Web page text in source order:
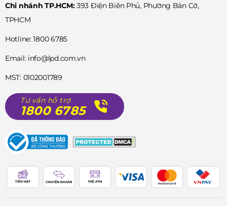
Chi nhánh TP.HCM:393 Điện Biên Phủ, Phường Bàn Cờ,
TPHCM
Hotline: 1800 6785
Email: info@lpd.com.vn
MST: 0102001789
Tư vấn hỗ trợ
1800 6785